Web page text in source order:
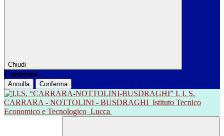
Chiudi
Conferma
Annulla Conferma
I. I. S.
CARRARA - NOTTOLINI - BUSDRAGHI Istituto Tecnico
Economico e Tecnologico Lucca